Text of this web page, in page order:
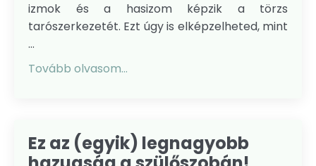
izmok és a hasizom képzik a törzs
tarószerkezetét. Ezt úgy is elképzelheted, mint
...
Tovább olvasom...
Ez az (egyik) legnagyobb